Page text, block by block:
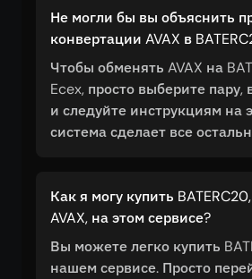
Не могли бы вы объяснить
конвертации AVAX в
Чтобы обменять AVAX на
Ecex, просто выберите пару,
и следуйте инструкциям на
система сделает все
Как я могу купить
AVAX, на этом сервисе?
Вы можете легко купить
нашем сервисе. Просто